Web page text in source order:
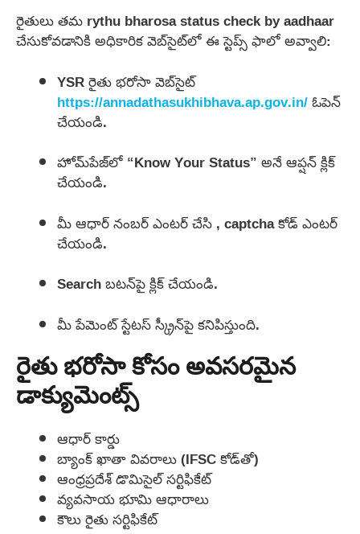
రైతులు తమ rythu bharosa status check by aadhaar
చేసుకోవడానికి అధికారిక వెబ్‌సైట్‌లో ఈ స్టెప్స్‌ ఫాలో అవ్వాలి:
YSR రైతు భరోసా వెబ్‌సైట్
https://annadathasukhibhava.ap.gov.in/ఓపెన్
చేయండి.
హోమ్‌పేజ్‌లో “Know Your Status” అనే ఆప్షన్‌ క్లిక్
చేయండి.
మీ ఆధార్ నంబర్ ఎంటర్ చేసి , captcha కోడ్ ఎంటర్
చేయండి.
Search బటన్‌పై క్లిక్ చేయండి.
మీ పేమెంట్ స్టేటస్ స్క్రీన్‌పై కనిపిస్తుంది.
రైతు భరోసా కోసం అవసరమైన
డాక్యుమెంట్స్
ఆధార్ కార్డు
బ్యాంక్ ఖాతా వివరాలు (IFSC కోడ్‌తో)
ఆంధ్రప్రదేశ్ డొమిసైల్ సర్టిఫికేట్
వ్యవసాయ భూమి ఆధారాలు
కౌలు రైతు సర్టిఫికేట్